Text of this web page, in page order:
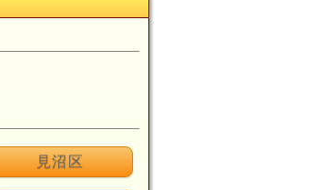
見沼区